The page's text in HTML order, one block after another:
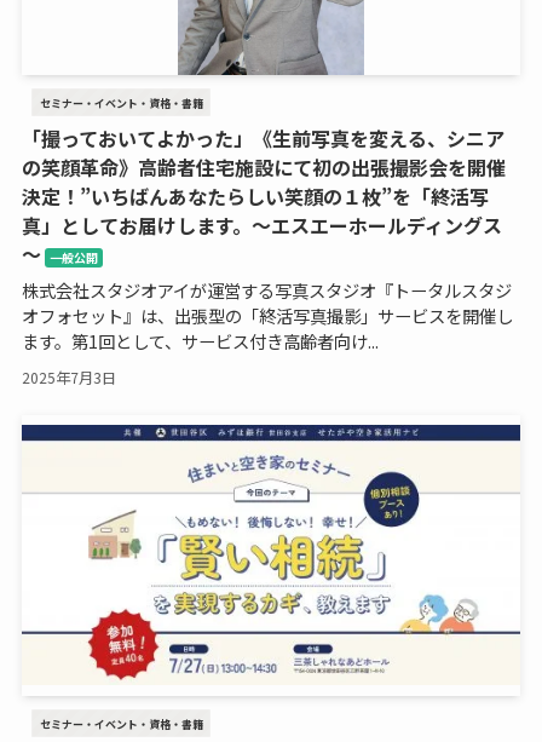
セミナー・イベント・資格・書籍
「撮っておいてよかった」《生前写真を変える、シニア
の笑顔革命》高齢者住宅施設にて初の出張撮影会を開催
決定！”いちばんあなたらしい笑顔の１枚”を「終活写
真」としてお届けします。～エスエーホールディングス
～ 一般公開
株式会社スタジオアイが運営する写真スタジオ『トータルスタジ
オフォセット』は、出張型の「終活写真撮影」サービスを開催し
ます。第1回として、サービス付き高齢者向け...
2025年7月3日
セミナー・イベント・資格・書籍